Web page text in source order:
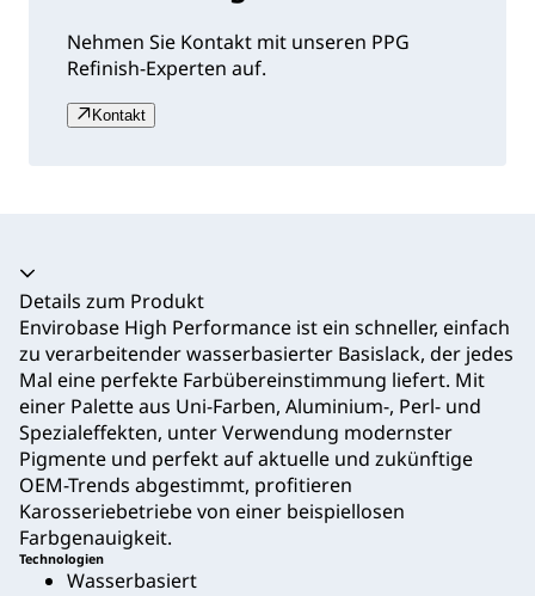
Nehmen Sie Kontakt mit unseren PPG
Refinish-Experten auf.
Kontakt
Akkordeon zusammengeklappt
Details zum Produkt
Envirobase High Performance ist ein schneller, einfach
zu verarbeitender wasserbasierter Basislack, der jedes
Mal eine perfekte Farbübereinstimmung liefert. Mit
einer Palette aus Uni-Farben, Aluminium-, Perl- und
Spezialeffekten, unter Verwendung modernster
Pigmente und perfekt auf aktuelle und zukünftige
OEM-Trends abgestimmt, profitieren
Karosseriebetriebe von einer beispiellosen
Farbgenauigkeit.
Technologien
Wasserbasiert